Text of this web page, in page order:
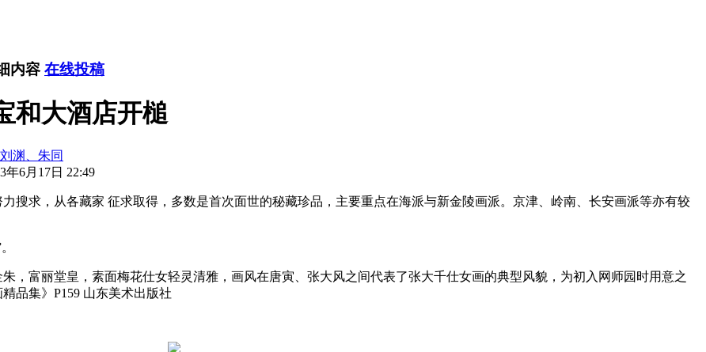
内容 在线投稿
和大酒店开槌
刘渊、朱同
年6月17日 22:49
搜求，从各藏家 征求取得，多数是首次面世的秘藏珍品，主要重点在海派与新金陵画派。京津、岭南、长安画派等亦有较
，富丽堂皇，素面梅花仕女轻灵清雅，画风在唐寅、张大风之间代表了张大千仕女画的典型风貌，为初入网师园时用意之
品集》P159 山东美术出版社